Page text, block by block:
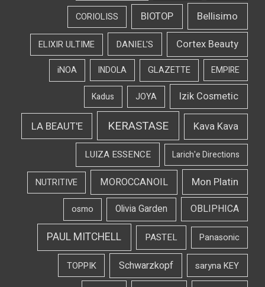
Bellisimo
BIOTOP
CORIOLISS
Cortex Beauty
DANIEL'S
ELIXIR ULTIME
EMPIRE
GLAZETTE
INDOLA
iNOA
Izik Cosmetic
JOYA
Kadus
Kava Kava
KERASTASE
LA BEAUT'E
Larich'e Directions
LUIZA ESSENCE
Mon Platin
MOROCCANOIL
NUTRITIVE
OBLIPHICA
Olivia Garden
osmo
Panasonic
PASTEL
PAUL MITCHELL
saryna KEY
Schwarzkopf
TOPPIK